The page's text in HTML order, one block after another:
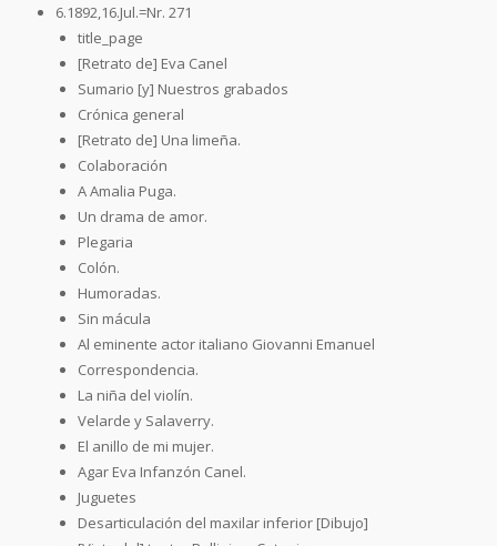
6.1892,16.Jul.=Nr. 271
title_page
[Retrato de] Eva Canel
Sumario [y] Nuestros grabados
Crónica general
[Retrato de] Una limeña.
Colaboración
A Amalia Puga.
Un drama de amor.
Plegaria
Colón.
Humoradas.
Sin mácula
Al eminente actor italiano Giovanni Emanuel
Correspondencia.
La niña del violín.
Velarde y Salaverry.
El anillo de mi mujer.
Agar Eva Infanzón Canel.
Juguetes
Desarticulación del maxilar inferior [Dibujo]